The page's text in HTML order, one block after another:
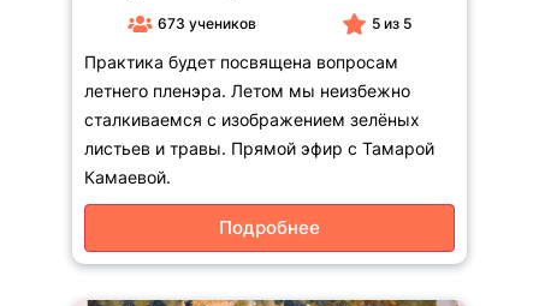
673 учеников 5 из 5
Практика будет посвящена вопросам
летнего пленэра. Летом мы неизбежно
сталкиваемся с изображением зелёных
листьев и травы. Прямой эфир с Тамарой
Камаевой.
Подробнее